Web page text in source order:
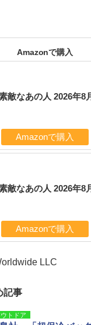
Amazonで購入
敵なあの人 2026年8
Amazonで購入
敵なあの人 2026年8
Amazonで購入
LLC
記事
トドア